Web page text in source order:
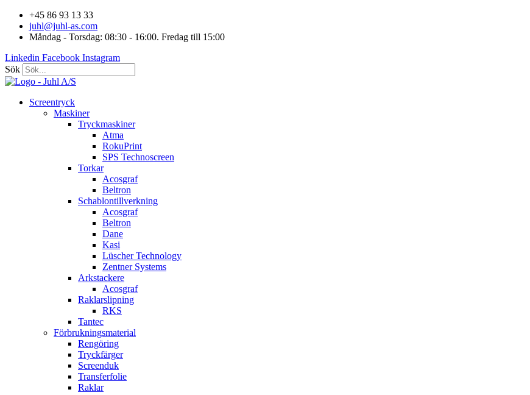
Hoppa
innehåll
+45 86 93 13 33
juhl@juhl-as.com
Måndag - Torsdag: 08:30 - 16:00. Fredag till 15:00
Linkedin Facebook Instagram
Sök
Screentryck
Maskiner
Tryckmaskiner
Atma
RokuPrint
SPS Technoscreen
Torkar
Acosgraf
Beltron
Schablontillverkning
Acosgraf
Beltron
Dane
Kasi
Lüscher Technology
Zentner Systems
Arkstackere
Acosgraf
Raklarslipning
RKS
Tantec
Förbrukningsmaterial
Rengöring
Tryckfärger
Screenduk
Transferfolie
Raklar